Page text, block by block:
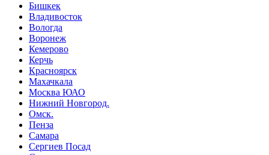
Бишкек
Владивосток
Вологда
Воронеж
Кемерово
Керчь
Красноярск
Махачкала
Москва ЮАО
Нижний Новгород.
Омск.
Пенза
Самара
Сергиев Посад